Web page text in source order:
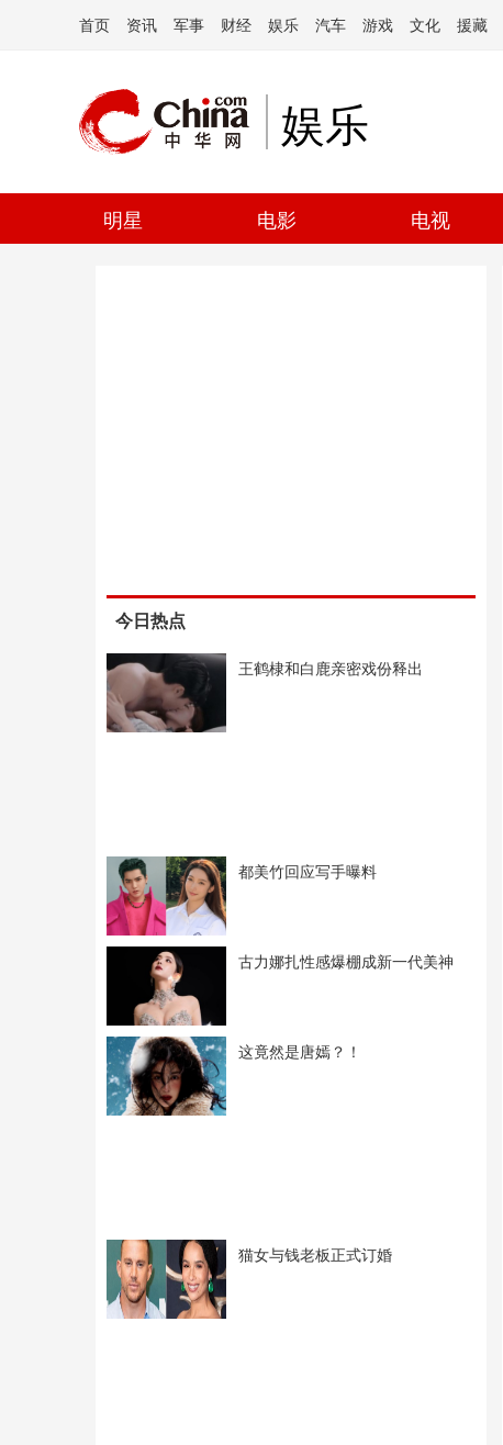
首页 资讯 军事 财经 娱乐 汽车 游戏 文化 援藏
娱乐
明星 电影 电视
今日热点
王鹤棣和白鹿亲密戏份释出
都美竹回应写手曝料
古力娜扎性感爆棚成新一代美神
这竟然是唐嫣？！
猫女与钱老板正式订婚